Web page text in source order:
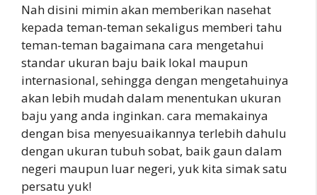
Nah disini mimin akan memberikan nasehat
kepada teman-teman sekaligus memberi tahu
teman-teman bagaimana cara mengetahui
standar ukuran baju baik lokal maupun
internasional, sehingga dengan mengetahuinya
akan lebih mudah dalam menentukan ukuran
baju yang anda inginkan. cara memakainya
dengan bisa menyesuaikannya terlebih dahulu
dengan ukuran tubuh sobat, baik gaun dalam
negeri maupun luar negeri, yuk kita simak satu
persatu yuk!